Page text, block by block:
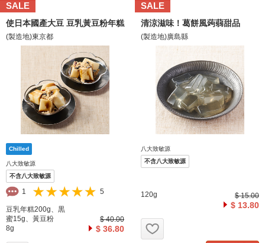
SALE
使日本國產大豆 豆乳黃豆粉年糕
(製造地)東京都
八大致敏源
不含八大致敏源
1 5
豆乳年糕200g、黒
蜜15g、黃豆粉
8g
$ 40.00
$ 36.80
SALE
清涼滋味！葛餅風蒟蒻甜品
(製造地)廣島縣
八大致敏源
不含八大致敏源
120g $ 15.00
$ 13.80